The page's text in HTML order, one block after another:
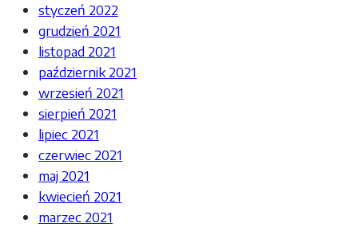
styczeń 2022
grudzień 2021
listopad 2021
październik 2021
wrzesień 2021
sierpień 2021
lipiec 2021
czerwiec 2021
maj 2021
kwiecień 2021
marzec 2021